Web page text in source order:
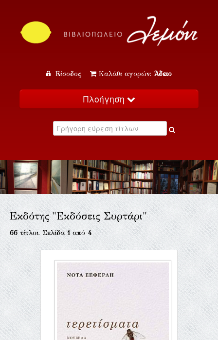
Είσοδος Καλάθι αγορών: Άδειο
Πλοήγηση
Κατάλογος
Εκδηλώσεις
Επικοινωνία
Εκδότης "Εκδόσεις Συρτάρι"
66τίτλοι. Σελίδα1από4